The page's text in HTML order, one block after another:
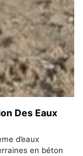
Des Eaux
d’eaux
en béton